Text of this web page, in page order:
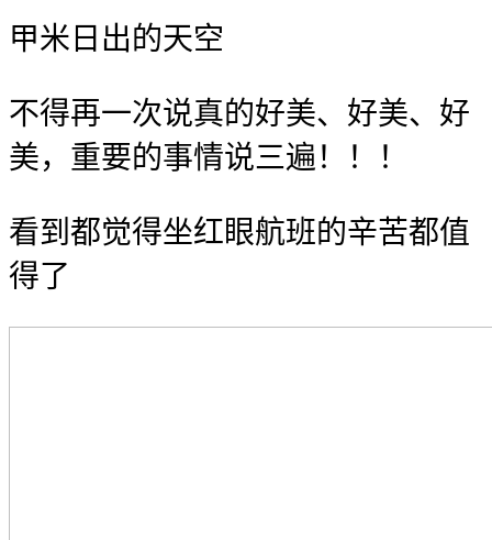
甲米日出的天空
不得再一次说真的好美、好美、好
美，重要的事情说三遍！！！
看到都觉得坐红眼航班的辛苦都值
得了